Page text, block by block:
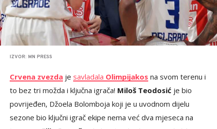
IZVOR: MN PRESS
Crvena zvezda je savladala Olimpijakos na svom terenu i
to bez tri možda i ključna igrača! Miloš Teodosić je bio
povrijeđen, Džoela Bolomboja koji je u uvodnom dijelu
sezone bio ključni igrač ekipe nema već dva mjeseca na